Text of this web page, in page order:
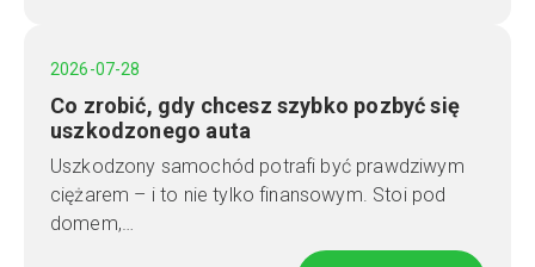
2026-07-28
Co zrobić, gdy chcesz szybko pozbyć się
uszkodzonego auta
Uszkodzony samochód potrafi być prawdziwym
ciężarem – i to nie tylko finansowym. Stoi pod
domem,…